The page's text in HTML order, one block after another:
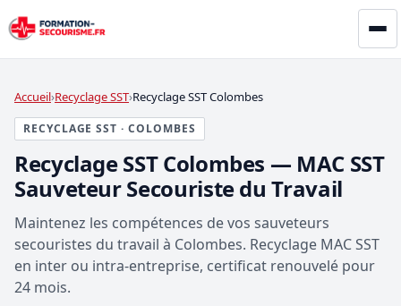
Accueil Recyclage SST Recyclage SST Colombes
RECYCLAGE SST · COLOMBES
Recyclage SST Colombes — MAC SST
Sauveteur Secouriste du Travail
Maintenez les compétences de vos sauveteurs
secouristes du travail à Colombes. Recyclage MAC SST
en inter ou intra-entreprise, certificat renouvelé pour
24 mois.